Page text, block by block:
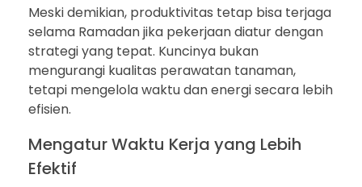
Meski demikian, produktivitas tetap bisa terjaga
selama Ramadan jika pekerjaan diatur dengan
strategi yang tepat. Kuncinya bukan
mengurangi kualitas perawatan tanaman,
tetapi mengelola waktu dan energi secara lebih
efisien.
Mengatur Waktu Kerja yang Lebih
Efektif